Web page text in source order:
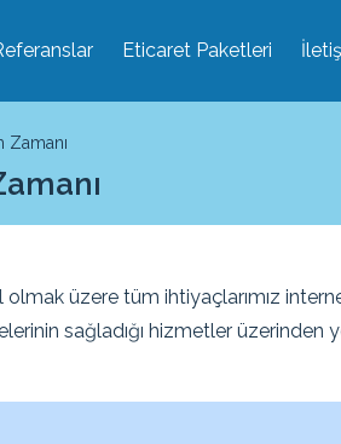
Eticaret Paketleri
Zamanı
olmak üzere tüm ihtiyaçlarımız
sağladığı hizmetler üzerinden